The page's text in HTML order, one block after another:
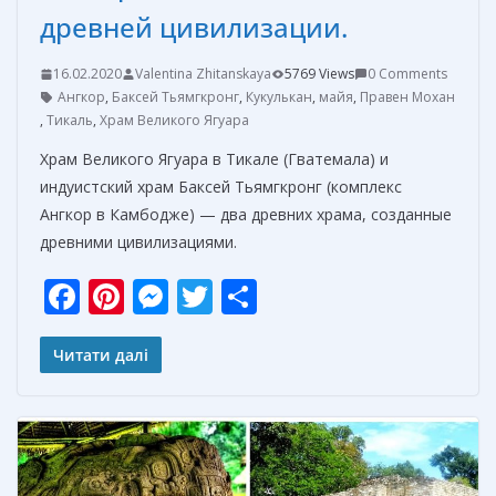
древней цивилизации.
16.02.2020 Valentina Zhitanskaya 5769 Views
0 Comments
Ангкор, Баксей Тьямгкронг, Кукулькан, майя, Правен Мохан
, Тикаль, Храм Великого Ягуара
Храм Великого Ягуара в Тикале (Гватемала) и
индуистский храм Баксей Тьямгкронг (комплекс
Ангкор в Камбодже) — два древних храма, созданные
древними цивилизациями.
F
ac
e
o
o
Pi
nt
er
st
M
n
g
T
а
в
Читати далі